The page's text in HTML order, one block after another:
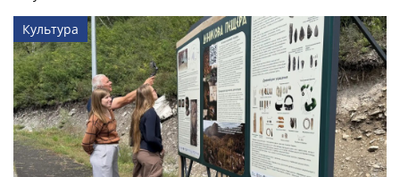
Культура